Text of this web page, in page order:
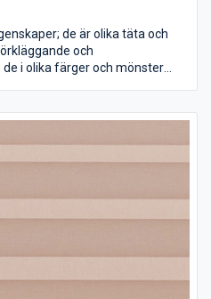
de är olika täta och
och
i olika färger och mönster